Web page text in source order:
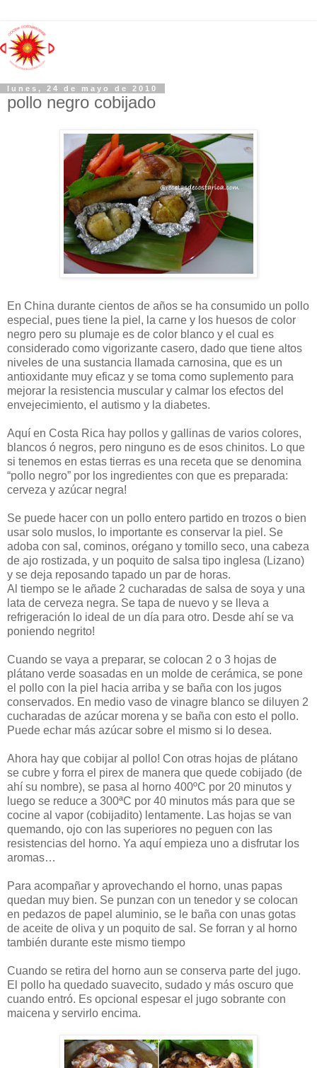
lunes, 24 de mayo de 2010
pollo negro cobijado
En China durante cientos de años se ha consumido un pollo
especial, pues tiene la piel, la carne y los huesos de color
negro pero su plumaje es de color blanco y el cual es
considerado como vigorizante casero, dado que tiene altos
niveles de una sustancia llamada carnosina, que es un
antioxidante muy eficaz y se toma como suplemento para
mejorar la resistencia muscular y calmar los efectos del
envejecimiento, el autismo y la diabetes.
Aquí en Costa Rica hay pollos y gallinas de varios colores,
blancos ó negros, pero ninguno es de esos chinitos. Lo que
si tenemos en estas tierras es una receta que se denomina
“pollo negro” por los ingredientes con que es preparada:
cerveza y azúcar negra!
Se puede hacer con un pollo entero partido en trozos o bien
usar solo muslos, lo importante es conservar la piel. Se
adoba con sal, cominos, orégano y tomillo seco, una cabeza
de ajo rostizada, y un poquito de salsa tipo inglesa (Lizano)
y se deja reposando tapado un par de horas.
Al tiempo se le añade 2 cucharadas de salsa de soya y una
lata de cerveza negra. Se tapa de nuevo y se lleva a
refrigeración lo ideal de un día para otro. Desde ahí se va
poniendo negrito!
Cuando se vaya a preparar, se colocan 2 o 3 hojas de
plátano verde soasadas en un molde de cerámica, se pone
el pollo con la piel hacia arriba y se baña con los jugos
conservados. En medio vaso de vinagre blanco se diluyen 2
cucharadas de azúcar morena y se baña con esto el pollo.
Puede echar más azúcar sobre el mismo si lo desea.
Ahora hay que cobijar al pollo! Con otras hojas de plátano
se cubre y forra el pirex de manera que quede cobijado (de
ahí su nombre), se pasa al horno 400ºC por 20 minutos y
luego se reduce a 300ªC por 40 minutos más para que se
cocine al vapor (cobijadito) lentamente. Las hojas se van
quemando, ojo con las superiores no peguen con las
resistencias del horno. Ya aquí empieza uno a disfrutar los
aromas…
Para acompañar y aprovechando el horno, unas papas
quedan muy bien. Se punzan con un tenedor y se colocan
en pedazos de papel aluminio, se le baña con unas gotas
de aceite de oliva y un poquito de sal. Se forran y al horno
también durante este mismo tiempo
Cuando se retira del horno aun se conserva parte del jugo.
El pollo ha quedado suavecito, sudado y más oscuro que
cuando entró. Es opcional espesar el jugo sobrante con
maicena y servirlo encima.